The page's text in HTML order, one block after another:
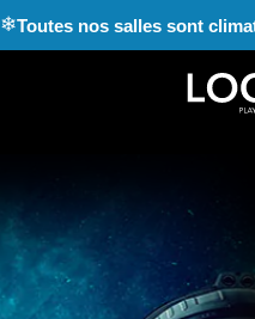
❄Toutes nos salles sont